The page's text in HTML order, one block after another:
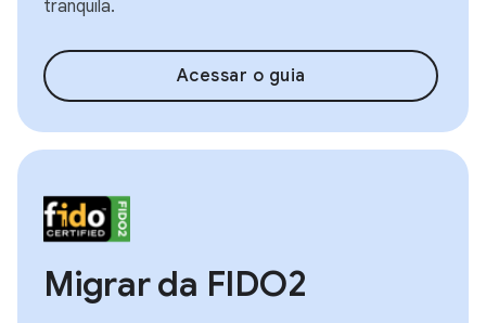
tranquila.
Acessar o guia
Migrar da FIDO2